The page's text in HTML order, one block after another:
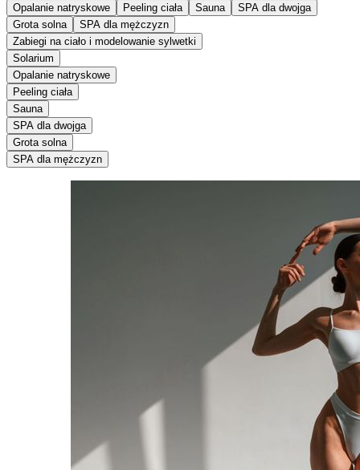
Opalanie natryskowe
Peeling ciała Sauna
SPA dla dwojga
Grota solna
SPA dla mężczyzn
Zabiegi na ciało i modelowanie sylwetki
Solarium
Opalanie natryskowe
Peeling ciała
Sauna
SPA dla dwojga
Grota solna
SPA dla mężczyzn